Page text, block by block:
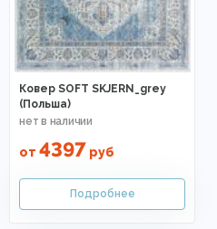
Ковер SOFT SKJERN_grey
(Польша)
от 4397 руб